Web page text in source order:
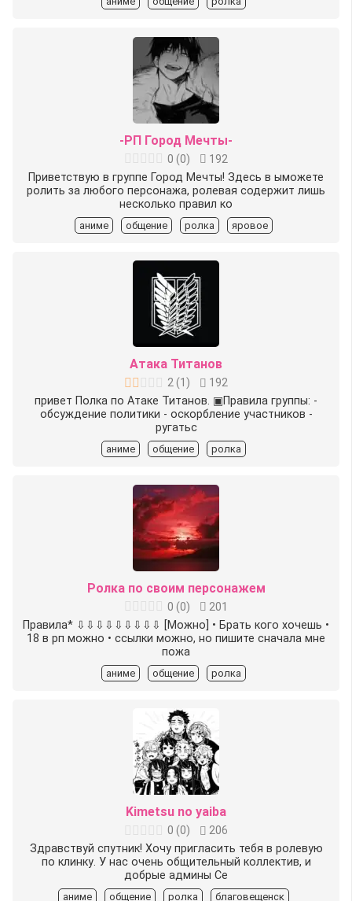
-РП Город Мечты-
0 (0)
192
Приветствую в группе Город Мечты! Здесь в ыможете
ролить за любого персонажа, ролевая содержит лишь
несколько правил ко
аниме общение ролка яровое
Атака Титанов
2(1 )
192
привет Полка по Атаке Титанов. ▣Правила группы: -
обсуждение политики - оскорбление участников -
ругатьс
аниме общение ролка
Ролка по своим персонажем
0 (0)
201
Правила* ⇩⇩⇩⇩⇩⇩⇩⇩⇩ [Можно] • Брать кого хочешь •
18 в рп можно • ссылки можно, но пишите сначала мне
пожа
аниме общение ролка
Kimetsu no yaiba
0 (0)
206
Здравствуй спутник! Хочу пригласить тебя в ролевую
по клинку. У нас очень общительный коллектив, и
добрые админы Се
аниме общение ролка благовещенск